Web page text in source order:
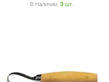
В Наличии: 3 Шт.